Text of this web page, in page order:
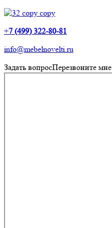
+7 (499) 322-80-81
info@mebelnovelti.ru
Задать вопросПерезвоните мне